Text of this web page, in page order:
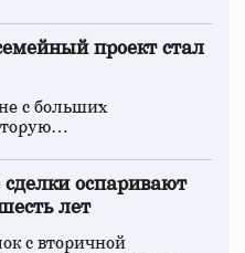
проект стал
с больших
оспаривают
лет
с вторичной